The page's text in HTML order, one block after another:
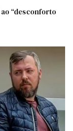
“desconforto